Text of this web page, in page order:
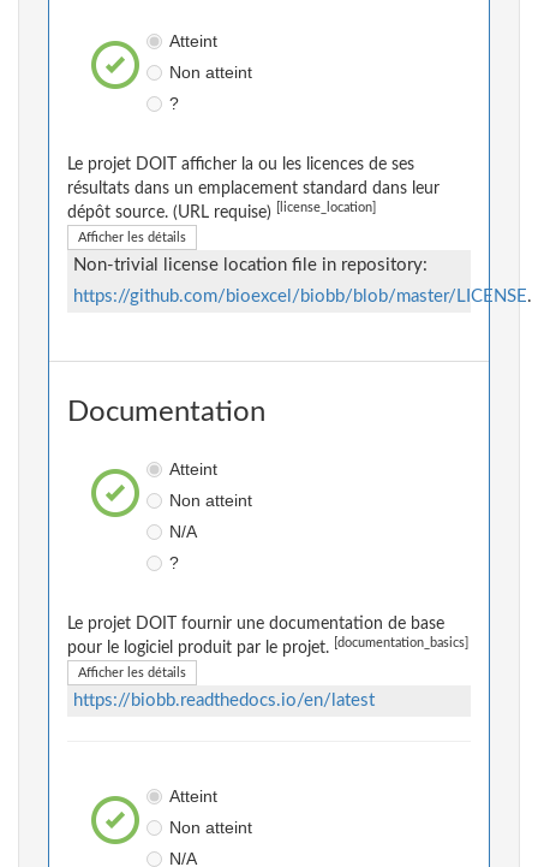
Atteint
Non atteint
?
Le projet DOIT afficher la ou les licences de ses
résultats dans un emplacement standard dans leur
dépôt source. (URL requise)
[license_location]
Afficher les détails
Non-trivial license location file in repository:
https://github.com/bioexcel/biobb/blob/master/LICENSE.
Documentation
Atteint
Non atteint
N/A
?
Le projet DOIT fournir une documentation de base
pour le logiciel produit par le projet.
[documentation_basics]
Afficher les détails
https://biobb.readthedocs.io/en/latest
Atteint
Non atteint
N/A